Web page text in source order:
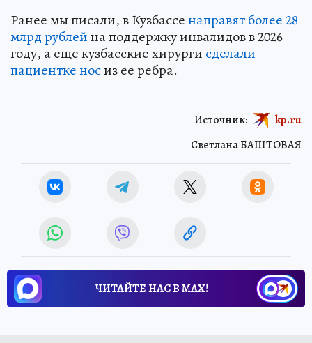
Ранее мы писали, в Кузбассенаправят более 28
млрд рублейна поддержку инвалидов в 2026
году, а еще кузбасские хирурги сделали
пациентке носиз ее ребра.
Светлана БАШТОВАЯ
Источник: kp.ru
ЧИТАЙТЕ НАС В МАХ!